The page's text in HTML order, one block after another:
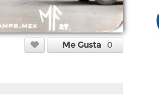
Me Gusta 0